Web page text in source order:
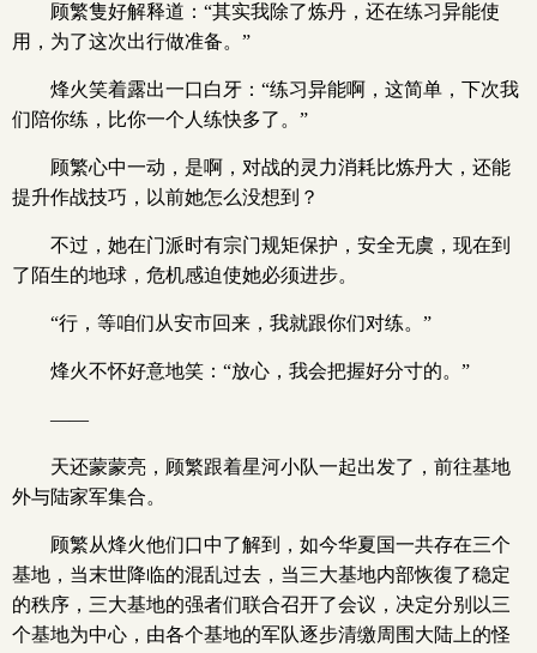
顾繁隻好解释道：“其实我除了炼丹，还在练习异能使
用，为了这次出行做准备。”
烽火笑着露出一口白牙：“练习异能啊，这简单，下次我
们陪你练，比你一个人练快多了。”
顾繁心中一动，是啊，对战的灵力消耗比炼丹大，还能
提升作战技巧，以前她怎么没想到？
不过，她在门派时有宗门规矩保护，安全无虞，现在到
了陌生的地球，危机感迫使她必须进步。
“行，等咱们从安市回来，我就跟你们对练。”
烽火不怀好意地笑：“放心，我会把握好分寸的。”
——
天还蒙蒙亮，顾繁跟着星河小队一起出发了，前往基地
外与陆家军集合。
顾繁从烽火他们口中了解到，如今华夏国一共存在三个
基地，当末世降临的混乱过去，当三大基地内部恢復了稳定
的秩序，三大基地的强者们联合召开了会议，决定分别以三
个基地为中心，由各个基地的军队逐步清缴周围大陆上的怪